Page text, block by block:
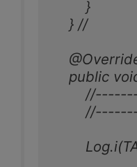
        }
    } //
public